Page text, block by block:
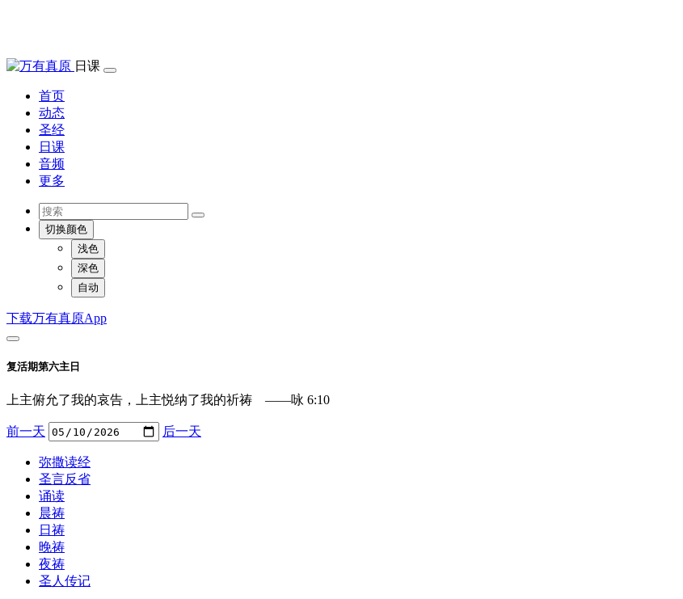
日课
首页
动态
圣经
日课
音频
更多
切换颜色
浅色
深色
自动
下载万有真原App
复活期第六主日
上主俯允了我的哀告，上主悦纳了我的祈祷 ——咏 6:10
前一天 后一天
弥撒读经
圣言反省
诵读
晨祷
日祷
晚祷
夜祷
圣人传记